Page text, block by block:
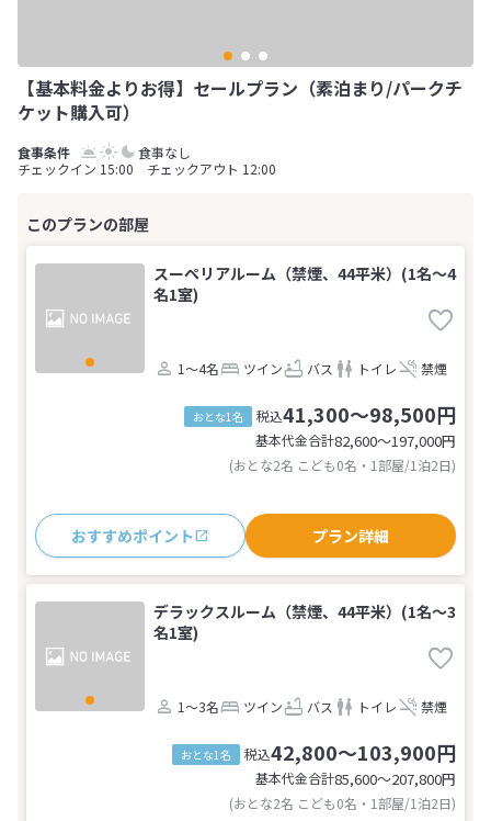
【基本料金よりお得】セールプラン（素泊まり/パークチ
ケット購入可）
食事なし
チェックイン 15:00 チェックアウト 12:00
スーペリアルーム（禁煙、44平米）(1名～4
名1室)
1～4名 ツイン バス トイレ 禁煙
おとな1名 税込41,300～98,500円
基本代金合計82,600〜197,000円
(おとな2名 こども0名・1部屋/1泊2日)
おすすめポイント プラン詳細
デラックスルーム（禁煙、44平米）(1名～3
名1室)
1～3名 ツイン バス トイレ 禁煙
おとな1名 税込42,800～103,900円
基本代金合計85,600〜207,800円
(おとな2名 こども0名・1部屋/1泊2日)